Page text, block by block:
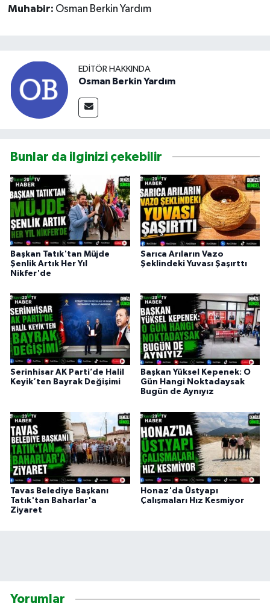
Muhabir: Osman Berkin Yardım
EDITÖR HAKKINDA
Osman Berkin Yardım
Bunlar da ilginizi çekebilir
Başkan Tatık'tan Müjde
Şenlik Artık Her Yıl
Nikfer'de
Sarıca Arıların Vazo
Şeklindeki Yuvası Şaşırttı
Serinhisar AK Parti’de Halil
Keyik’ten Bayrak Değişimi
Başkan Yüksel Kepenek: O
Gün Hangi Noktadaysak
Bugün de Aynıyız
Tavas Belediye Başkanı
Tatık'tan Baharlar'a
Ziyaret
Honaz'da Üstyapı
Çalışmaları Hız Kesmiyor
Yorumlar